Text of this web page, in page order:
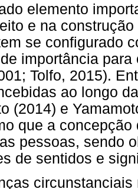
elemento
e na
se configurado
importância
Tolfo, 2015).
ao longo
(2014) e
que a
pessoas, sendo
de sentidos e